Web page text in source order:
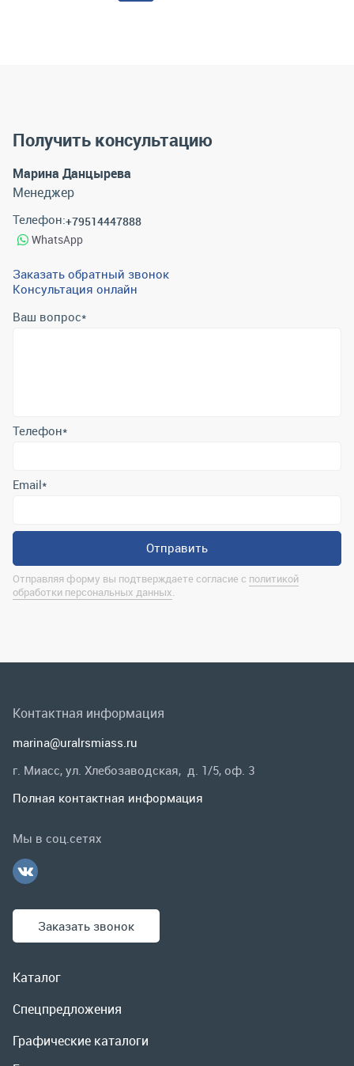
Получить консультацию
Марина Данцырева
Менеджер
Телефон:+79514447888
WhatsApp
Заказать обратный звонок
Консультация онлайн
Ваш вопрос*
Отправляя форму вы подтверждаете согласие с
Спецпредложения
Гарантии и возврат
Контактная информация
marina@uralrsmiass.ru
Заказать звонок